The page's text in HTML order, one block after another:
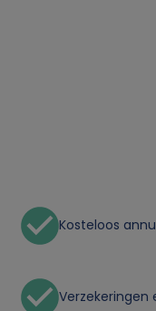
Kosteloos